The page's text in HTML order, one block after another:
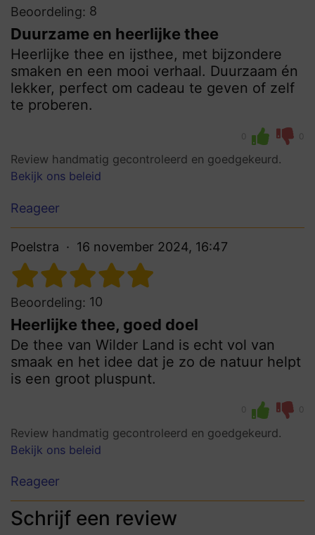
Beoordeling: 8
Duurzame en heerlijke thee
Heerlijke thee en ijsthee, met bijzondere
smaken en een mooi verhaal. Duurzaam én
lekker, perfect om cadeau te geven of zelf
te proberen.
0 0
Review handmatig gecontroleerd en goedgekeurd.
Bekijk ons beleid
Reageer
Poelstra 16 november 2024, 16:47
Beoordeling: 10
Heerlijke thee, goed doel
De thee van Wilder Land is echt vol van
smaak en het idee dat je zo de natuur helpt
is een groot pluspunt.
0 0
Review handmatig gecontroleerd en goedgekeurd.
Bekijk ons beleid
Reageer
Schrijf een review